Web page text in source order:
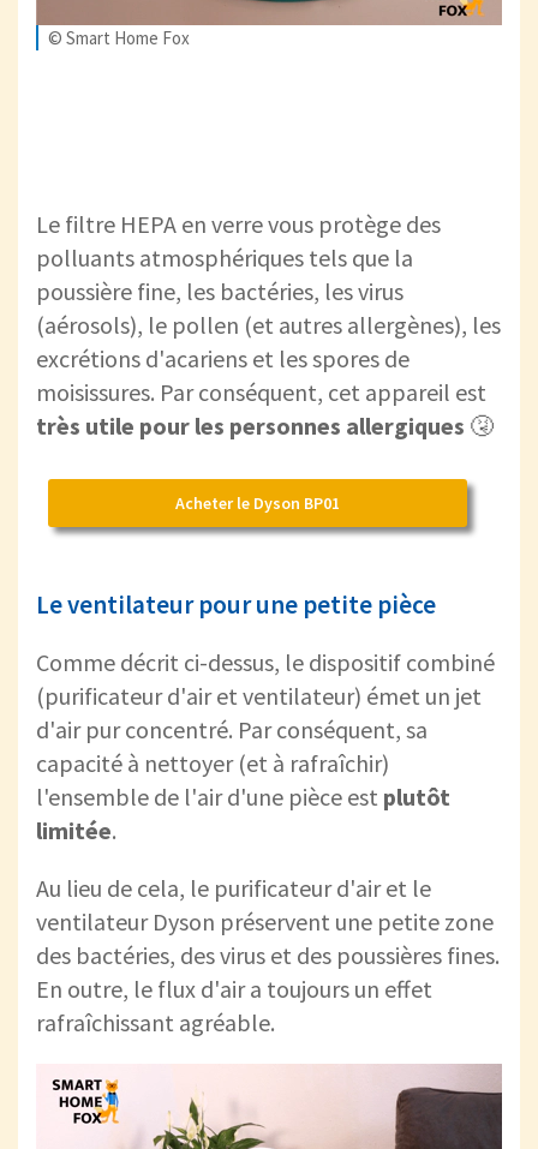
© Smart Home Fox
Le filtre HEPA en verre vous protège des
polluants atmosphériques tels que la
poussière fine, les bactéries, les virus
(aérosols), le pollen (et autres allergènes), les
excrétions d'acariens et les spores de
moisissures. Par conséquent, cet appareil est
très utile pour les personnes allergiques 🤧
Acheter le Dyson BP01
Le ventilateur pour une petite pièce
Comme décrit ci-dessus, le dispositif combiné
(purificateur d'air et ventilateur) émet un jet
d'air pur concentré. Par conséquent, sa
capacité à nettoyer (et à rafraîchir)
l'ensemble de l'air d'une pièce est plutôt
limitée.
Au lieu de cela, le purificateur d'air et le
ventilateur Dyson préservent une petite zone
des bactéries, des virus et des poussières fines.
En outre, le flux d'air a toujours un effet
rafraîchissant agréable.